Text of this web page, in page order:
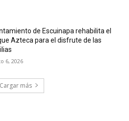
de Escuinapa rehabilita el
Azteca para el disfrute de las
6, 2026
Cargar más